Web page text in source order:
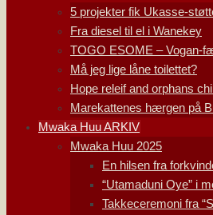
5 projekter fik Ukasse-
Fra diesel til el i Wanekey
TOGO ESOME – Vogan-
Må jeg lige låne toilettet?
Hope releif and orphans
Marekattenes hærgen på
Mwaka Huu ARKIV
Mwaka Huu 2025
En hilsen fra
“Utamaduni Oye” i
Takkeceremoni fra